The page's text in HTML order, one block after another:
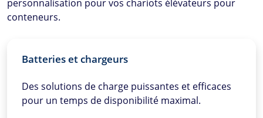
personnalisation pour vos chariots élévateurs pour
conteneurs.
Batteries et chargeurs
Des solutions de charge puissantes et efficaces
pour un temps de disponibilité maximal.